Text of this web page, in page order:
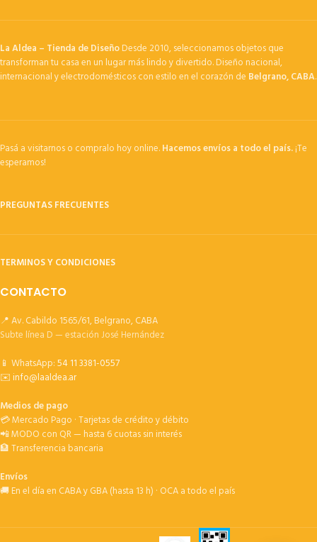
La Aldea – Tienda de DiseñoDesde 2010, seleccionamos objetos que
transforman tu casa en un lugar más lindo y divertido. Diseño nacional,
internacional y electrodomésticos con estilo en el corazón de Belgrano, CABA.
Pasá a visitarnos o compralo hoy online.Hacemos envíos a todo el país.¡Te
esperamos!
PREGUNTAS FRECUENTES
TERMINOS Y CONDICIONES
CONTACTO
📍 Av. Cabildo 1565/61, Belgrano, CABA
Subte línea D — estación José Hernández
📱 WhatsApp:54 11 3381-0557
✉️info@laaldea.ar
Medios de pago
💳 Mercado Pago · Tarjetas de crédito y débito
📲 MODO con QR — hasta 6 cuotas sin interés
🏦 Transferencia bancaria
Envíos
🚚 En el día en CABA y GBA (hasta 13 h) · OCA a todo el país